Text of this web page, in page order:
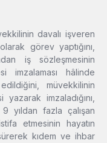
davalı işveren
görev yaptığını,
iş sözleşmesinin
imzalaması hâlinde
müvekkilinin
imzaladığını,
9 yıldan fazla çalışan
etmesinin hayatın
kıdem ve ihbar